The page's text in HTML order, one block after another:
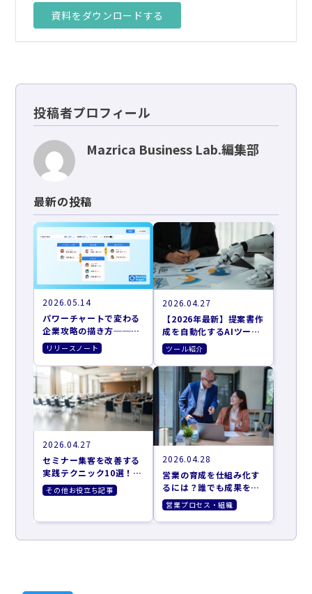
資料をダウンロードする
投稿者プロフィール
Mazrica Business Lab.編集部
最新の投稿
2026.05.14
パワーチャートで変わる
企業攻略の描き方──お
客さまの意思決定に、営
業が伴走するために
リリースノート
2026.04.27
【2026年最新】提案書作
成を自動化するAIツール
おすすめ9選｜営業準備
を効率化する選び方
ツール紹介
2026.04.27
セミナー集客を改善する
実践テクニック10選！効
果的な集客方法とツール
を紹介
その他お役立ち記事
2026.04.28
営業の育成を仕組み化す
るには？誰でも成果を出
せるAIターゲティング活
用法
営業プロセス・組織